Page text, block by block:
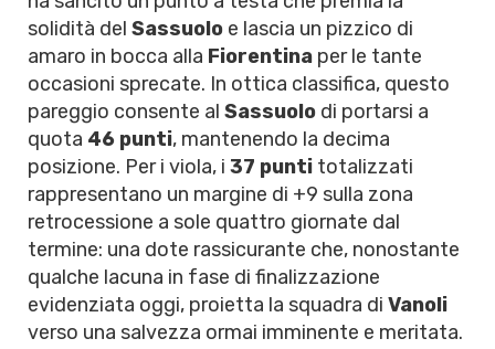
solidità del Sassuolo e lascia un pizzico di
amaro in bocca alla Fiorentina per le tante
occasioni sprecate. In ottica classifica, questo
pareggio consente al Sassuolo di portarsi a
quota 46 punti, mantenendo la decima
posizione. Per i viola, i 37 punti totalizzati
rappresentano un margine di +9 sulla zona
retrocessione a sole quattro giornate dal
termine: una dote rassicurante che, nonostante
qualche lacuna in fase di finalizzazione
evidenziata oggi, proietta la squadra di Vanoli
verso una salvezza ormai imminente e meritata.